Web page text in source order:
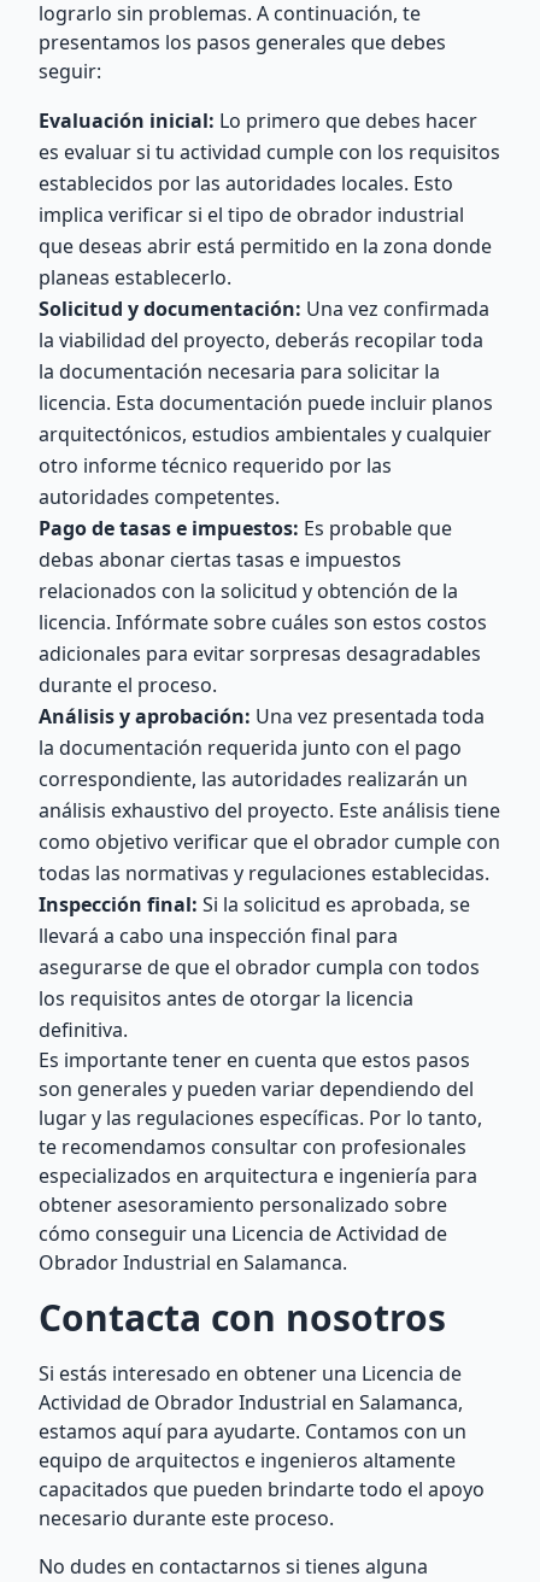
lograrlo sin problemas. A continuación, te
presentamos los pasos generales que debes
seguir:
Evaluación inicial: Lo primero que debes hacer
es evaluar si tu actividad cumple con los requisitos
establecidos por las autoridades locales. Esto
implica verificar si el tipo de obrador industrial
que deseas abrir está permitido en la zona donde
planeas establecerlo.
Solicitud y documentación: Una vez confirmada
la viabilidad del proyecto, deberás recopilar toda
la documentación necesaria para solicitar la
licencia. Esta documentación puede incluir planos
arquitectónicos, estudios ambientales y cualquier
otro informe técnico requerido por las
autoridades competentes.
Pago de tasas e impuestos: Es probable que
debas abonar ciertas tasas e impuestos
relacionados con la solicitud y obtención de la
licencia. Infórmate sobre cuáles son estos costos
adicionales para evitar sorpresas desagradables
durante el proceso.
Análisis y aprobación: Una vez presentada toda
la documentación requerida junto con el pago
correspondiente, las autoridades realizarán un
análisis exhaustivo del proyecto. Este análisis tiene
como objetivo verificar que el obrador cumple con
todas las normativas y regulaciones establecidas.
Inspección final: Si la solicitud es aprobada, se
llevará a cabo una inspección final para
asegurarse de que el obrador cumpla con todos
los requisitos antes de otorgar la licencia
definitiva.
Es importante tener en cuenta que estos pasos
son generales y pueden variar dependiendo del
lugar y las regulaciones específicas. Por lo tanto,
te recomendamos consultar con profesionales
especializados en arquitectura e ingeniería para
obtener asesoramiento personalizado sobre
cómo conseguir una Licencia de Actividad de
Obrador Industrial en Salamanca.
Contacta con nosotros
Si estás interesado en obtener una Licencia de
Actividad de Obrador Industrial en Salamanca,
estamos aquí para ayudarte. Contamos con un
equipo de arquitectos e ingenieros altamente
capacitados que pueden brindarte todo el apoyo
necesario durante este proceso.
No dudes en contactarnos si tienes alguna